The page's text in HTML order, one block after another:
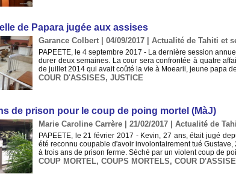
de Papara jugée aux assises
Garance Colbert | 04/09/2017 Actualité de Tahiti et
PAPEETE, le 4 septembre 2017 - La dernière session
durer deux semaines. La cour sera confrontée à quatre
de juillet 2014 qui avait coûté la vie à Moearii, jeune papa
COUR D'ASSISES, JUSTICE
de prison pour le coup de poing mortel (MàJ)
Marie Caroline Carrère | 21/02/2017 Actualité de
PAPEETE, le 21 février 2017 - Kevin, 27 ans, était jugé
été reconnu coupable d'avoir involontairement tué
à trois ans de prison ferme. Séché par un violent coup de
COUP MORTEL, COUPS MORTELS, COUR